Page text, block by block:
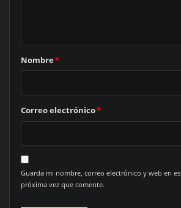
Nombre*
Correo electrónico*
Guarda mi nombre, correo electrónico y web en
próxima vez que comente.